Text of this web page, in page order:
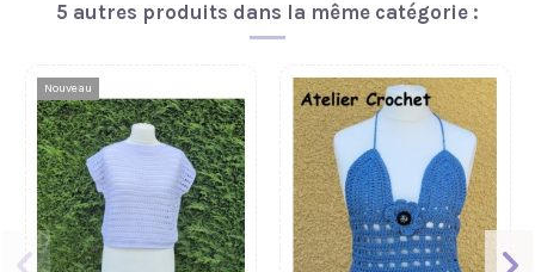
5 autres produits dans la même catégorie :
Nouveau